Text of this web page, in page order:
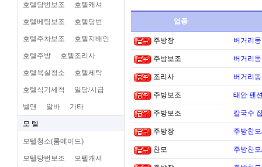
호텔당번보조 호텔캐셔
호텔베팅보조 호텔당번
호텔주차보조 호텔지배인
호텔주방 호텔조리사
호텔욕실청소 호텔세탁
호텔식기세척 일당/시급
벨맨 알바 기타
모 텔
모텔청소(룸메이드)
모텔당번보조 모텔캐셔
업종
주방장 버거리
주방보조 버거리
조리사 버거리
주방보조 태안 펜
주방보조 칼국수
주방장 주방찬
찬모 주방찬